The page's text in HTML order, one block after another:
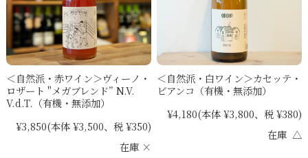
＜自然派・赤ワイン＞ヴィーノ・
ロザート "メガブレンド” N.V.
V.d.T.（有機・無添加）
¥3,850(本体 ¥3,500、税 ¥350)
在庫 ×
＜自然派・白ワイン＞カセッテ・
ビアンコ（有機・無添加）
¥4,180(本体 ¥3,800、税 ¥380)
在庫 △